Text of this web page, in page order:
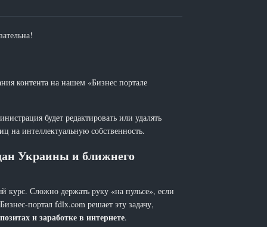
контента на нашем «Бизнес портале
будет редактировать или удалять
на интеллектуальную собственность.
Украины и ближнего
курс. Сложно держать руку «на пульсе», если
портал fdlx.com решает эту задачу,
и заработке в интернете.